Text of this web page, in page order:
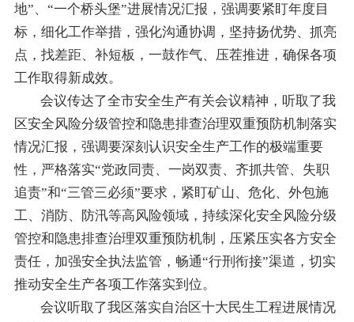
地”、“一个桥头堡”进展情况汇报，强调要紧盯年度目
标，细化工作举措，强化沟通协调，坚持扬优势、抓亮
点，找差距、补短板，一鼓作气、压茬推进，确保各项
工作取得新成效。
会议传达了全市安全生产有关会议精神，听取了我
区安全风险分级管控和隐患排查治理双重预防机制落实
情况汇报，强调要深刻认识安全生产工作的极端重要
性，严格落实“党政同责、一岗双责、齐抓共管、失职
追责”和“三管三必须”要求，紧盯矿山、危化、外包施
工、消防、防汛等高风险领域，持续深化安全风险分级
管控和隐患排查治理双重预防机制，压紧压实各方安全
责任，加强安全执法监管，畅通“行刑衔接”渠道，切实
推动安全生产各项工作落实到位。
会议听取了我区落实自治区十大民生工程进展情况